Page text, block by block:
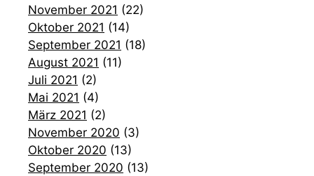
November 2021 (22)
Oktober 2021 (14)
September 2021 (18)
August 2021 (11)
Juli 2021 (2)
Mai 2021 (4)
März 2021 (2)
November 2020 (3)
Oktober 2020 (13)
September 2020 (13)